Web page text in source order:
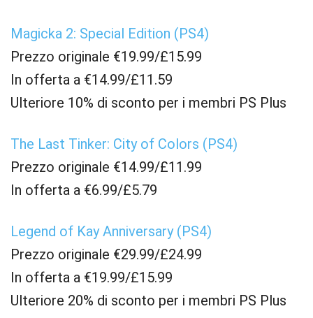
Magicka 2: Special Edition (PS4)
Prezzo originale €19.99/£15.99
In offerta a €14.99/£11.59
Ulteriore 10% di sconto per i membri PS Plus
The Last Tinker: City of Colors (PS4)
Prezzo originale €14.99/£11.99
In offerta a €6.99/£5.79
Legend of Kay Anniversary (PS4)
Prezzo originale €29.99/£24.99
In offerta a €19.99/£15.99
Ulteriore 20% di sconto per i membri PS Plus